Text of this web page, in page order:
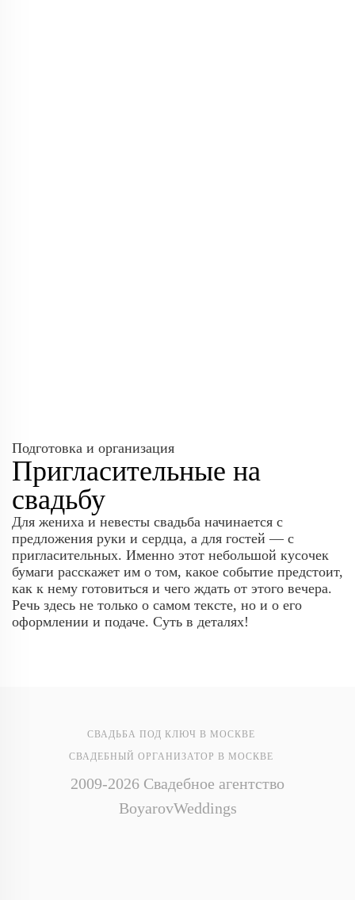
Подготовка и организация
Пригласительные на
свадьбу
Для жениха и невесты свадьба начинается с
предложения руки и сердца, а для гостей — с
пригласительных. Именно этот небольшой кусочек
бумаги расскажет им о том, какое событие предстоит,
как к нему готовиться и чего ждать от этого вечера.
Речь здесь не только о самом тексте, но и о его
оформлении и подаче. Суть в деталях!
СВАДЬБА ПОД КЛЮЧ В МОСКВЕ
СВАДЕБНЫЙ ОРГАНИЗАТОР В МОСКВЕ
2009-2026 Свадебное агентство
BoyarovWeddings